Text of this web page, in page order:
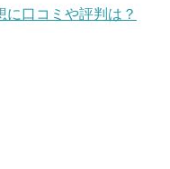
口コミや評判は？